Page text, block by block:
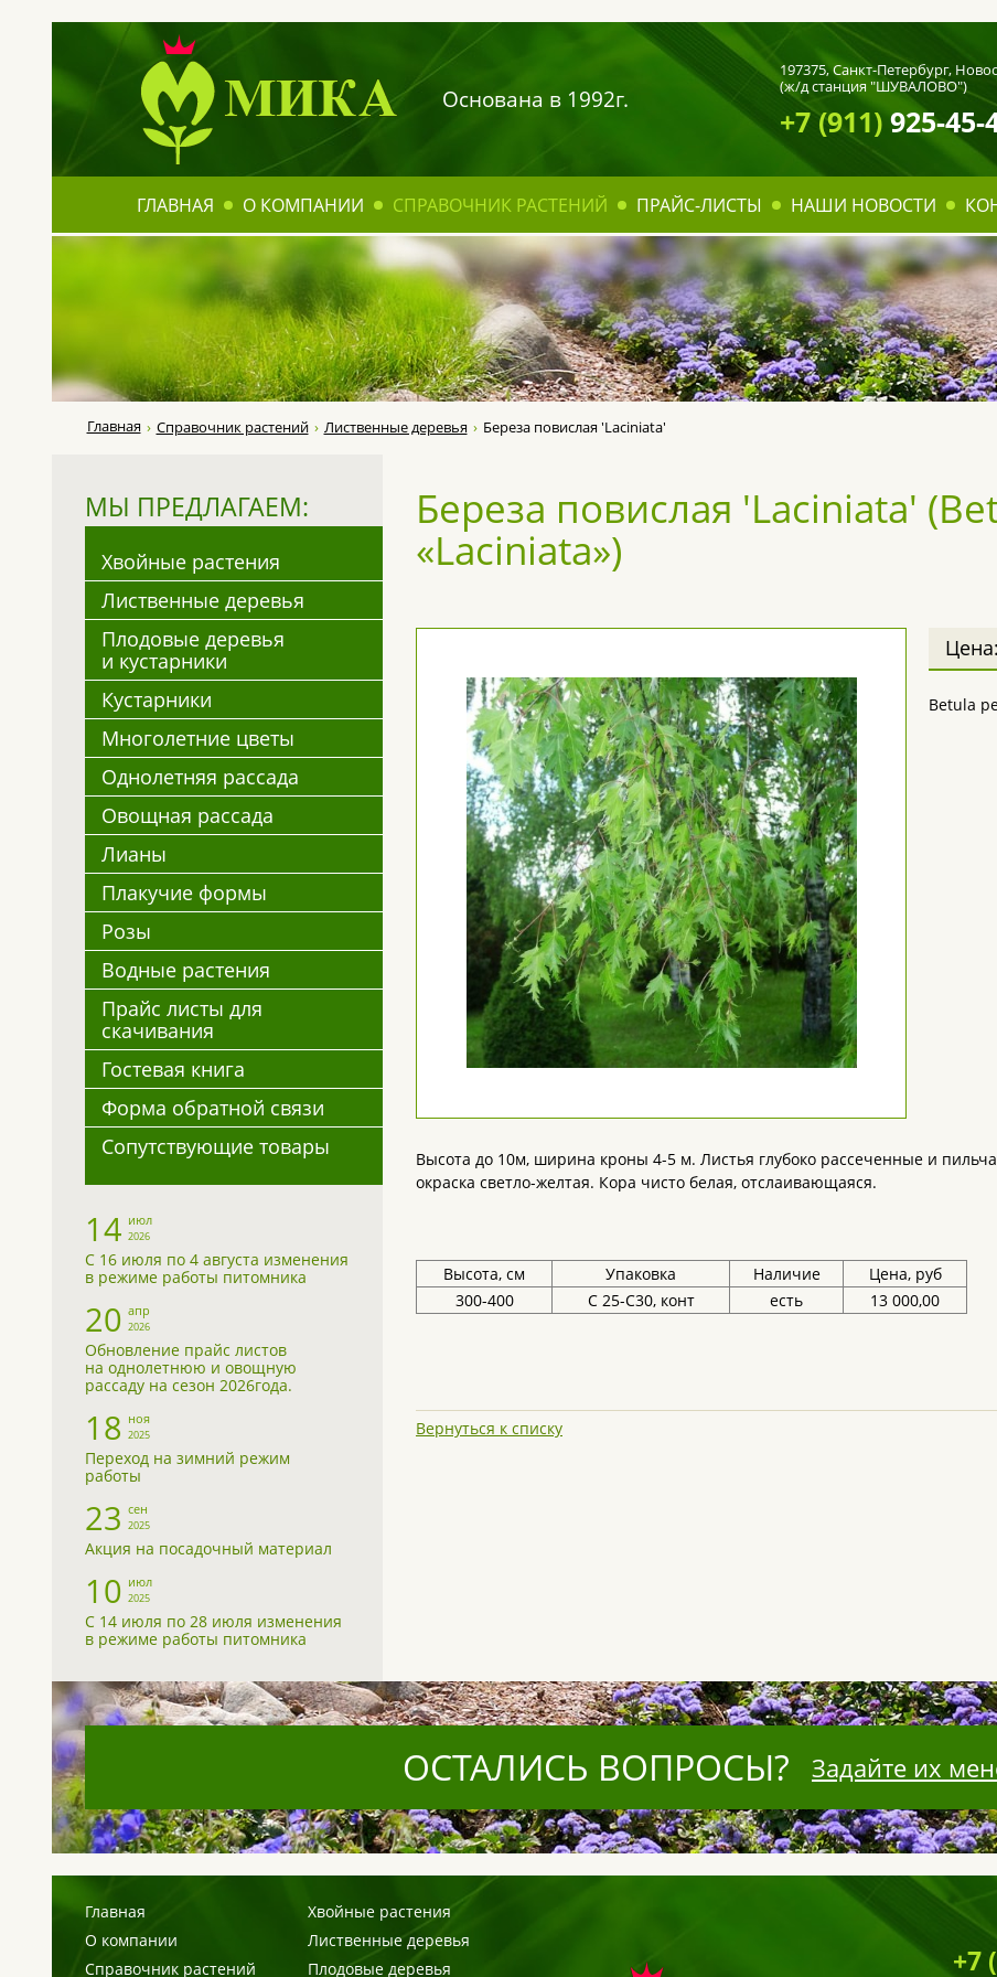
Основана в 1992г.
197375,Санкт-Петербург,
(ж/д станция "ШУВАЛОВО")
+7 (911)925-45-
ГЛАВНАЯ О КОМПАНИИ СПРАВОЧНИК РАСТЕНИЙ ПРАЙС-ЛИСТЫ НАШИ НОВОСТИ
Главная Справочник растений Лиственные деревья Береза повислая 'Laciniata'
МЫ ПРЕДЛАГАЕМ:
Хвойные растения
Лиственные деревья
Плодовые деревья
и кустарники
Кустарники
Многолетние цветы
Однолетняя рассада
Овощная рассада
Лианы
Плакучие формы
Розы
Водные растения
Прайс листы для
скачивания
Гостевая книга
Форма обратной связи
Сопутствующие товары
14 июл
2026
С 16 июля по 4 августа изменения
в режиме работы питомника
20 апр
2026
Обновление прайс листов
на однолетнюю и овощную
рассаду на сезон 2026года.
18 ноя
2025
Переход на зимний режим
работы
23 сен
2025
Акция на посадочный материал
10 июл
2025
С 14 июля по 28 июля изменения
в режиме работы питомника
Береза повислая 'Laciniata'
«Laciniata»)
Цена:
Betula
Высота до 10м, ширина кроны 4-5 м. Листья глубоко рассеченные и
окраска светло-желтая. Кора чисто белая, отслаивающаяся.
Высота, см Упаковка Наличие
Цена, руб
300-400
С 25-С30, конт есть 13 000,00
Вернуться к списку
ОСТАЛИСЬ ВОПРОСЫ? Задайте их
Главная
О компании
Справочник растений
Хвойные растения
Лиственные деревья
Плодовые деревья
+7